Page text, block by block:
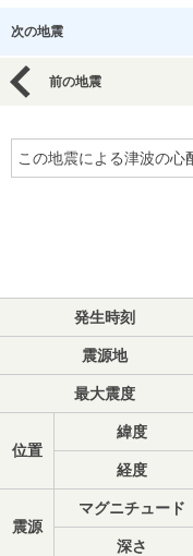
次の地震
前の地震
この地震による津波の心
発生時刻
震源地
最大震度
位置
緯度
経度
震源
マグニチュード
深さ